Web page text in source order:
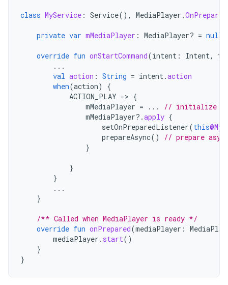
class MyService : Service(), MediaPlayer .
private var mMediaPlayer : MediaPlayer? = null
override fun onStartCommand(intent : Intent,
...
val action : String = intent.action
when(action)
{
ACTION_PLAY -> {
mMediaPlayer = ...
// initialize it
mMediaPlayer?.apply {
setOnPreparedListener(this
prepareAsync()
// prepare
}
}
}
...
}
/** Called when MediaPlayer is ready */
override fun onPrepared(mediaPlayer :
mediaPlayer . start()
}
}